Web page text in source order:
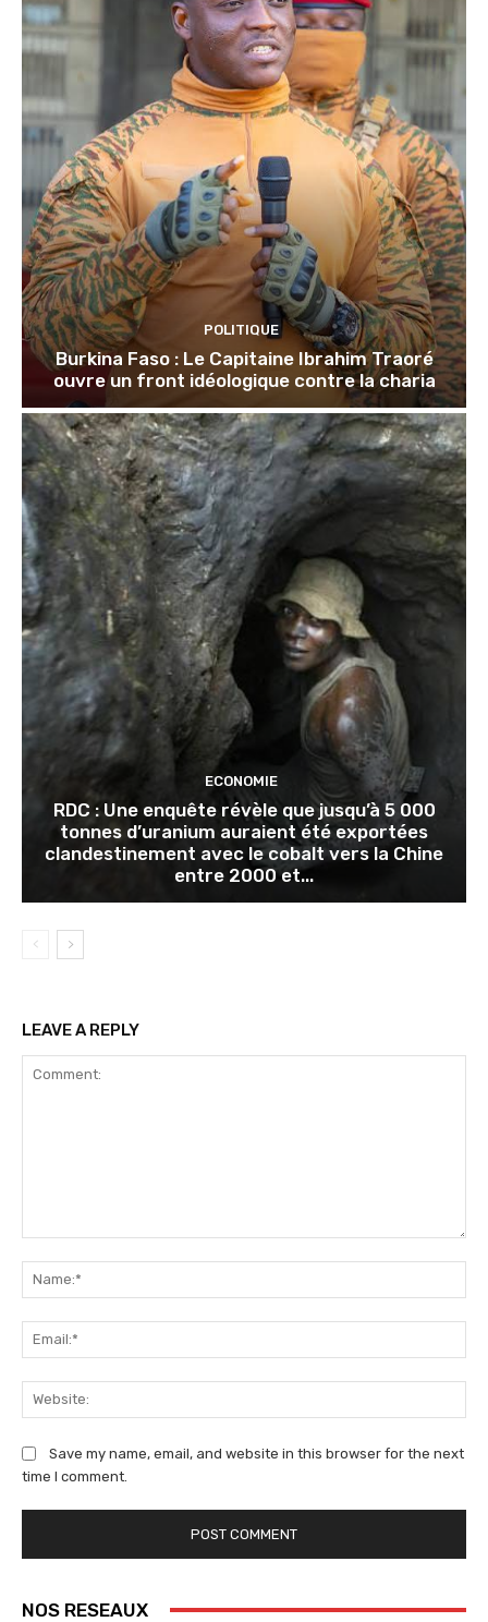
POLITIQUE
Burkina Faso : Le Capitaine Ibrahim Traoré
ouvre un front idéologique contre la charia
ECONOMIE
RDC : Une enquête révèle que jusqu’à 5 000
tonnes d’uranium auraient été exportées
clandestinement avec le cobalt vers la Chine
entre 2000 et...
LEAVE A REPLY
Save my name, email, and website in this browser for the next
time I comment.
NOS RESEAUX